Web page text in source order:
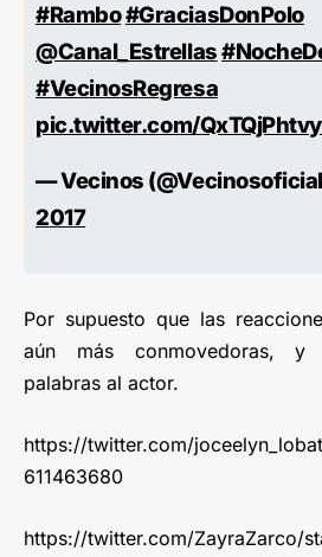
#Rambo#GraciasDonPolo
@Canal_Estrellas
#VecinosRegresa
pic.twitter.com/QxTQjPhtvy
— Vecinos
2017
Por supuesto que las
aún más conmovedoras, y
palabras al actor.
https://twitter.com/
611463680
https://twitter.com/ZayraZarco/